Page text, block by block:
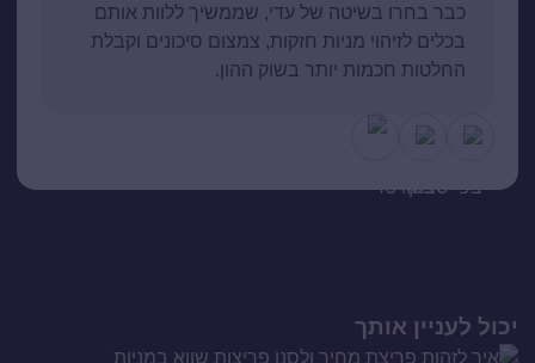
כבר בחרו בשיטה של עדי, שממשיך ללוות אותם
בכלים לזיהוי מניות חזקות, צמצום סיכונים וקבלת
החלטות חכמות יותר בשוק ההון.
יכול לעניין אותך